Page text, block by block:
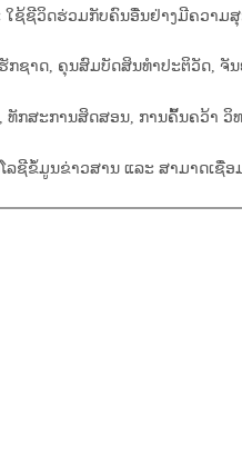
ຊ້ຊີວິດຮ່ວມກັບຄົນອື່ນຢ່າງມີຄວາມສຸ
ກຊາດ, ຄຸນສົມບັດສິນທຳປະຕິວັດ, ຈັ
ທັກສະການສິດສອນ​, ການຄົ້້ນຄວ້
ຊີຂໍ້ມູນຂ່າວສານ ແລະ ສາມາດເຊື່ອ